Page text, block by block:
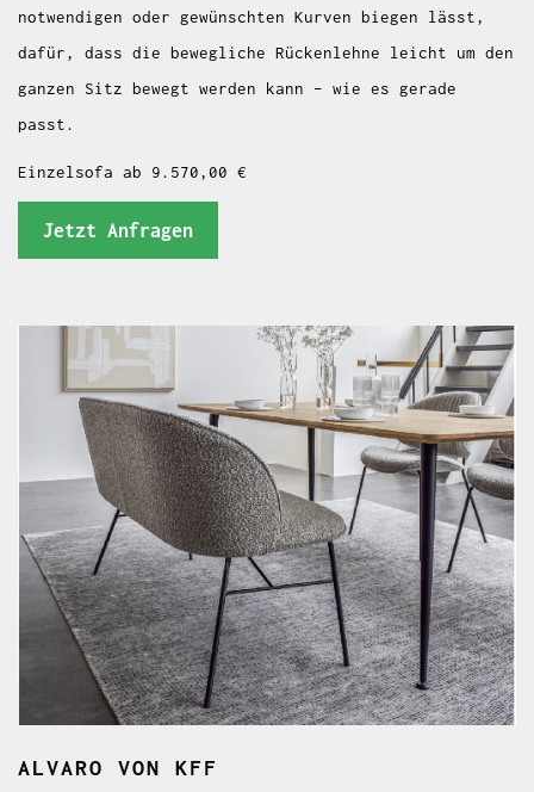
notwendigen oder gewünschten Kurven biegen lässt,
dafür, dass die bewegliche Rückenlehne leicht um den
ganzen Sitz bewegt werden kann – wie es gerade
passt.
Einzelsofa ab 9.570,00 €
Jetzt Anfragen
ALVARO VON KFF